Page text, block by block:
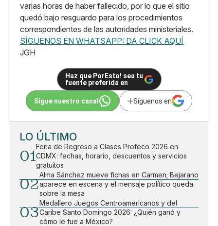
varias horas de haber fallecido, por lo que el sitio
quedó bajo resguardo para los procedimientos
correspondientes de las autoridades ministeriales.
SÍGUENOS EN WHATSAPP: DA CLICK AQUÍ
JGH
Haz que PorEsto! sea tu
fuente preferida en
Sigue nuestro canal Síguenos en
LO ÚLTIMO
01
Feria de Regreso a Clases Profeco 2026 en
CDMX: fechas, horario, descuentos y servicios
gratuitos
02
Alma Sánchez mueve fichas en Carmen; Bejarano
aparece en escena y el mensaje político queda
sobre la mesa
03
Medallero Juegos Centroamericanos y del
Caribe Santo Domingo 2026: ¿Quién ganó y
cómo le fue a México?